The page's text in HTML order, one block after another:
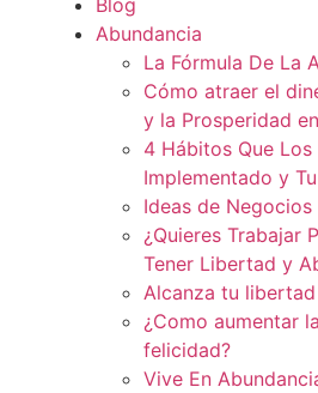
Abundancia
La Fórmula De La
Cómo atraer el
y la Prosperidad
4 Hábitos Que
Implementado y
Ideas de Negocios
¿Quieres Trabajar
Tener Libertad y
Alcanza tu
¿Como aumentar
felicidad?
Vive En